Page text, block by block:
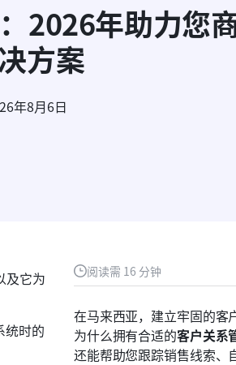
2026年助力您
方案
年8月6日
阅读需 16 分钟
在马来西亚，建立牢固的客
为什么拥有合适的客户关系
还能帮助您跟踪销售线索、
及它为
统时的